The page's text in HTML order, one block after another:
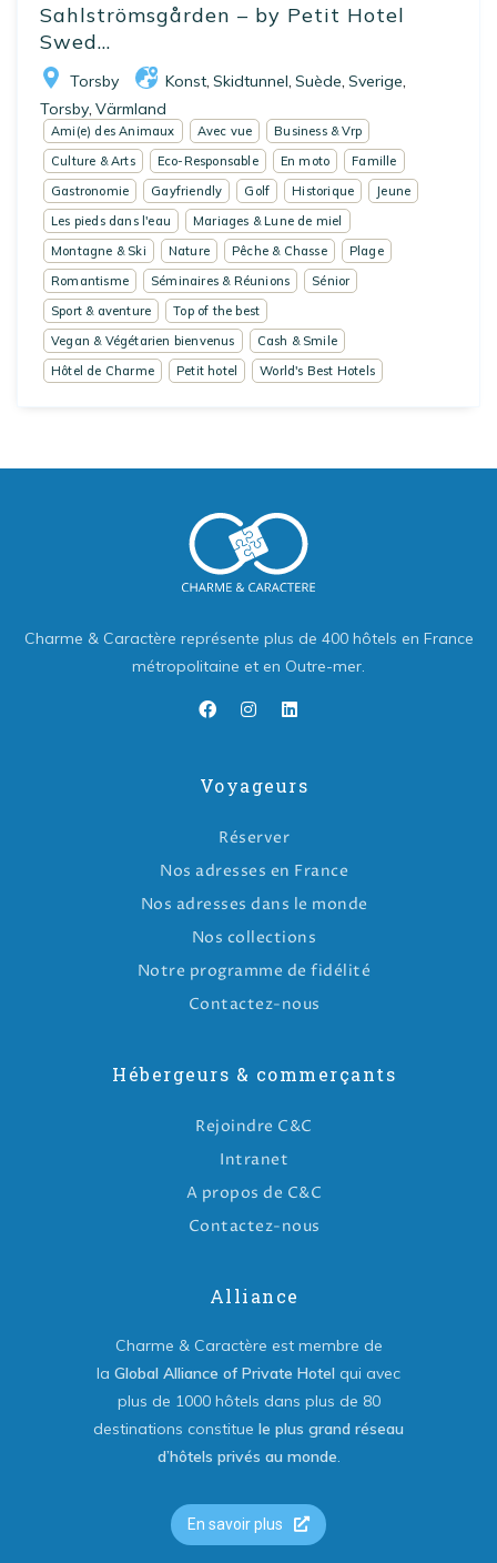
Sahlströmsgården – by Petit Hotel
Swed...
Torsby Konst Skidtunnel Suède Sverige
Torsby Värmland
Ami(e) des Animaux Avec vue
Business & Vrp
Culture & Arts
Eco-Responsable En moto
Famille
Gastronomie
Gayfriendly Golf Historique
Jeune
Les pieds dans l'eau
Mariages & Lune de miel
Montagne & Ski
Nature Pêche & Chasse
Plage
Romantisme
Séminaires & Réunions
Sénior
Sport & aventure
Top of the best
Vegan & Végétarien bienvenus
Cash & Smile
Hôtel de Charme
Petit hotel World's Best Hotels
Charme & Caractère représente plus de 400 hôtels en France
métropolitaine et en Outre-mer.
Voyageurs
Réserver
Nos adresses en France
Nos adresses dans le monde
Nos collections
Notre programme de fidélité
Contactez-nous
Hébergeurs & commerçants
Rejoindre C&C
Intranet
A propos de C&C
Contactez-nous
Alliance
Charme & Caractère est membre de
la Global Alliance of Private Hotel qui avec
plus de 1000 hôtels dans plus de 80
destinations constitue le plus grand réseau
d’hôtels privés au monde.
En savoir plus